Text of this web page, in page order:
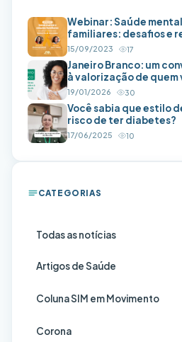
Webinar: Saúde
familiares: desafios e
15/09/2023 17
Janeiro Branco: um
à valorização de quem
19/01/2026 30
Você sabia que estilo
risco de ter diabetes?
17/06/2025 10
CATEGORIAS
Todas as notícias
Artigos de Saúde
Coluna SIM em Movimento
Corona